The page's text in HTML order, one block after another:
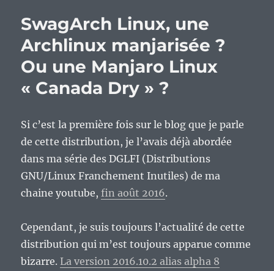
SwagArch Linux, une
Archlinux manjarisée ?
Ou une Manjaro Linux
« Canada Dry » ?
Si c’est la première fois sur le blog que je parle
de cette distribution, je l’avais déjà abordée
dans ma série des DGLFI (Distributions
GNU/Linux Franchement Inutiles) de ma
chaine youtube,fin août 2016.
Cependant, je suis toujours l’actualité de cette
distribution qui m’est toujours apparue comme
bizarre. La version 2016.10.2 alias alpha 8